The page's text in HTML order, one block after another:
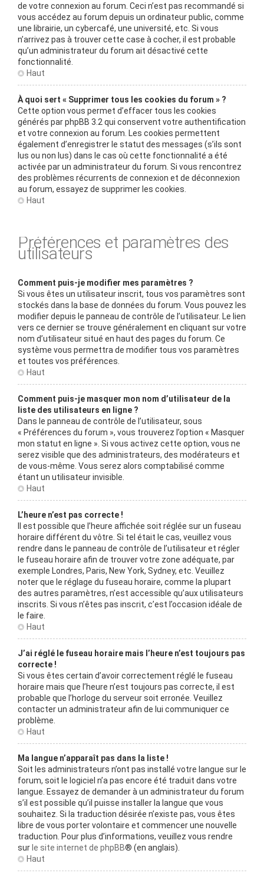
de votre connexion au forum. Ceci n’est pas recommandé si
vous accédez au forum depuis un ordinateur public, comme
une librairie, un cybercafé, une université, etc. Si vous
n’arrivez pas à trouver cette case à cocher, il est probable
qu’un administrateur du forum ait désactivé cette
fonctionnalité.
Haut
À quoi sert « Supprimer tous les cookies du forum » ?
Cette option vous permet d’effacer tous les cookies
générés par phpBB 3.2 qui conservent votre authentification
et votre connexion au forum. Les cookies permettent
également d’enregistrer le statut des messages (s’ils sont
lus ou non lus) dans le cas où cette fonctionnalité a été
activée par un administrateur du forum. Si vous rencontrez
des problèmes récurrents de connexion et de déconnexion
au forum, essayez de supprimer les cookies.
Haut
Préférences et paramètres des
utilisateurs
Comment puis-je modifier mes paramètres ?
Si vous êtes un utilisateur inscrit, tous vos paramètres sont
stockés dans la base de données du forum. Vous pouvez les
modifier depuis le panneau de contrôle de l’utilisateur. Le lien
vers ce dernier se trouve généralement en cliquant sur votre
nom d’utilisateur situé en haut des pages du forum. Ce
système vous permettra de modifier tous vos paramètres
et toutes vos préférences.
Haut
Comment puis-je masquer mon nom d’utilisateur de la
liste des utilisateurs en ligne ?
Dans le panneau de contrôle de l’utilisateur, sous
« Préférences du forum », vous trouverez l’option « Masquer
mon statut en ligne ». Si vous activez cette option, vous ne
serez visible que des administrateurs, des modérateurs et
de vous-même. Vous serez alors comptabilisé comme
étant un utilisateur invisible.
Haut
L’heure n’est pas correcte !
Il est possible que l’heure affichée soit réglée sur un fuseau
horaire différent du vôtre. Si tel était le cas, veuillez vous
rendre dans le panneau de contrôle de l’utilisateur et régler
le fuseau horaire afin de trouver votre zone adéquate, par
exemple Londres, Paris, New York, Sydney, etc. Veuillez
noter que le réglage du fuseau horaire, comme la plupart
des autres paramètres, n’est accessible qu’aux utilisateurs
inscrits. Si vous n’êtes pas inscrit, c’est l’occasion idéale de
le faire.
Haut
J’ai réglé le fuseau horaire mais l’heure n’est toujours pas
correcte !
Si vous êtes certain d’avoir correctement réglé le fuseau
horaire mais que l’heure n’est toujours pas correcte, il est
probable que l’horloge du serveur soit erronée. Veuillez
contacter un administrateur afin de lui communiquer ce
problème.
Haut
Ma langue n’apparaît pas dans la liste !
Soit les administrateurs n’ont pas installé votre langue sur le
forum, soit le logiciel n’a pas encore été traduit dans votre
langue. Essayez de demander à un administrateur du forum
s’il est possible qu’il puisse installer la langue que vous
souhaitez. Si la traduction désirée n’existe pas, vous êtes
libre de vous porter volontaire et commencer une nouvelle
traduction. Pour plus d’informations, veuillez vous rendre
sur le site internet de phpBB® (en anglais).
Haut